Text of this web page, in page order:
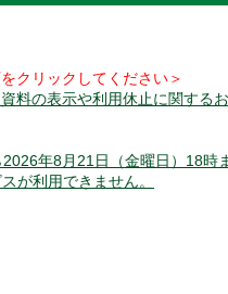
クリックしてください＞
料の表示や利用休止に関する
年8月21日（金曜日）18時
が利用できません。